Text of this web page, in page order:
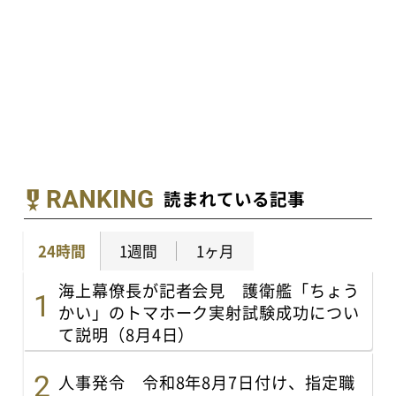
RANKING 読まれている記事
24時間 1週間 1ヶ月
海上幕僚長が記者会見 護衛艦「ちょう
かい」のトマホーク実射試験成功につい
て説明（8月4日）
人事発令 令和8年8月7日付け、指定職